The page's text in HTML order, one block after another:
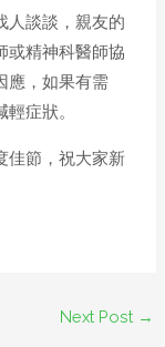
人談談，親友的
或精神科醫師協
應，如果有需
症狀。
佳節，祝大家新
Next Post →